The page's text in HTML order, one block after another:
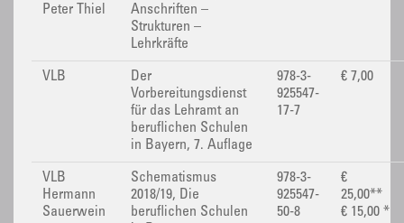
Peter Thiel
Anschriften –
Strukturen –
Lehrkräfte
VLB
Der
Vorbereitungsdienst
für das Lehramt an
beruflichen Schulen
in Bayern, 7. Auflage
978-3-
925547-
17-7
€ 7,00
VLB
Hermann
Sauerwein
Schematismus
2018/19, Die
beruflichen Schulen
978-3-
925547-
50-8
€
25,00**
€ 15,00 *